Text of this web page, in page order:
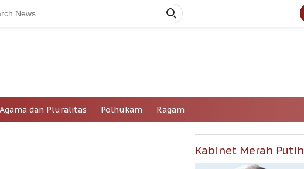
Agama dan Pluralitas Polhukam Ragam
Kabinet Merah Putih